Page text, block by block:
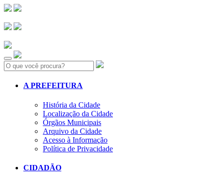
Search:
A PREFEITURA
História da Cidade
Localização da Cidade
Órgãos Municipais
Arquivo da Cidade
Acesso à Informação
Política de Privacidade
CIDADÃO